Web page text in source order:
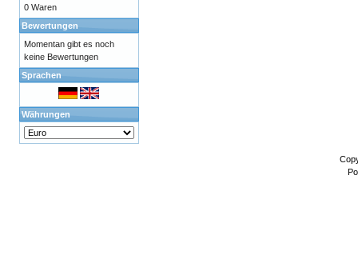
0 Waren
Bewertungen
Momentan gibt es noch
keine Bewertungen
Sprachen
Währungen